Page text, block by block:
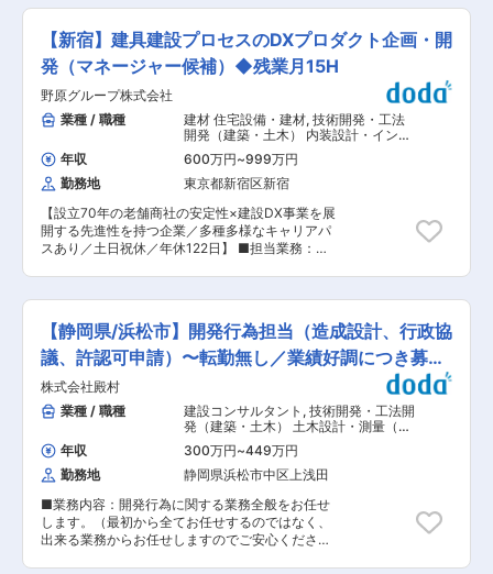
として業務に携わっていただきます。 ■プロジェ
クト例（調査研究業務の例） ・高レベル放射性廃
棄物の地層処分における人工バリア構成要素（オ
ーバーパックや粘土系土質材料で構成する緩衝材
など）の製造・施工技術や品質確認技術（人工バ
リア施工後の過渡期の変遷挙動に係る調査研究を
含む）の開発 ・地層処分施設における坑道の埋戻
しに関連した、埋戻し材の材料特性データベース
（土質系材料に関する特性評価に係る試験や分
析）、埋戻し材の施工技術ならびに品質確認技術
（光ファイバー等を含む原位置状態把握技術の開
発を含む）等の開発 ・地下施設に定置した廃棄体
（高レベル放射性廃棄物）の回収技術（回収作業
能性の維持期間（将来世代の施策変更の可能性に
備えて施設を最終閉鎖せずに維持する一定の期
術に関する調査研究、など 変更の範囲：無
発、研究所や設計事務所への技術提案などの業務
を担当していただきます。 ■業務詳細： サポー
トエンジニアは、若手のうちから自ら考え、行動
できる裁量の大きなポジションです。 お客様から
の技術問い合わせ対応に加え、新しい接合部の性
能評価実験や、新製品となる接合具の開発にも主
体的に関わっていただきます。 また、取引先を実
際に訪問し、設計者や施工者の声を直接聞きなが
らニーズを把握し、開発や改良に反映させます。
指示待ちではなく、自分のアイデアを形にできる
環境が整っており、研究・実験・現場を横断しな
がらエンジニアとして大きく成長できる仕事で
す。 ※内勤が8割を占め、外勤も営業同行や学会
などで、刺激的な経験ができます◎ ■組織構成：
技術開発は、20代〜40代の7名で構成されており
ます。 和気あいあいとした明るい雰囲気の社風で
重します。 ■キャリアパス： 新商品開発、営業
サポート、技術営業など、多彩なキャリアパスが
用意されています。挑戦する意欲を持つ方には、
幅広い成長機会があります！ ■業界展望： SDGs
の観点から、小規模建築のみならず中大規模建築
においても、環境負荷の少ない木造化の動きが世
界的に進行しております。大阪万博でもメインシ
ンボルをはじめ、各パビリオンで木造建築が積極
的に取り入れられました。その中で中大規模木造
建築の接合方法は確定しておらず、各企業が試行
錯誤中のため、どういった木材にどんなねじが合
うか、構造を支える上で最適なソリューションは
何かということを、当社が先駆けて取り組んでい
【新宿】建具建設プロセスのDXプロダクト企画・開
発（マネージャー候補）◆残業月15H
野原グループ株式会社
業種 / 職種
建材 住宅設備・建材, 技術開発・工法
開発（建築・土木） 内装設計・インテ
リア
年収 600万円~999万円
勤務地
東京都新宿区新宿
【設立70年の老舗商社の安定性×建設DX事業を展
開する先進性を持つ企業／多種多様なキャリアパ
スあり／土日祝休／年休122日】 ■担当業務：
ービスや建設DXプロダクトである「BuildApp」
などの企画立案/要件定義やマネジメント業務に携
わっていただきます。 現在、当グループではBIM
を中心とした積算業務改善・工程管理・コスト管
理・製造連携といった建設プロセスのデジタル化
を進めており、それらの建設DXプロジェクトを
担当いただきます。 顧客であるゼネコンへのヒア
リングや実証実験を通じて得た情報から
「BuildApp」をより顧客のニーズに沿うことはも
ちろん、建設DXを前進するプロダクトにすべ
く、プロダクトの企画立案/要件定義を行っていま
す。 現状、「建築×デジタル」に強い人材が社内
にはまだまだ数が少なく、裁量を持って中心的役
割を担う重要ポジションでご活躍いただきたいと
考えており、建材商社の立場から建設業界のDX
化を推進していく強い熱意と意欲を持った方を募
【静岡県/浜松市】開発行為担当（造成設計、行政協
議、許認可申請）〜転勤無し／業績好調につき募
集〜
株式会社殿村
業種 / 職種
建設コンサルタント , 技術開発・工法開
発（建築・土木） 土木設計・測量（都
市計画・環境）
年収 300万円~449万円
勤務地
静岡県浜松市中区上浅田
■業務内容：開発行為に関する業務全般をお任せ
します。（最初から全てお任せするのではなく、
出来る業務からお任せしますのでご安心くださ